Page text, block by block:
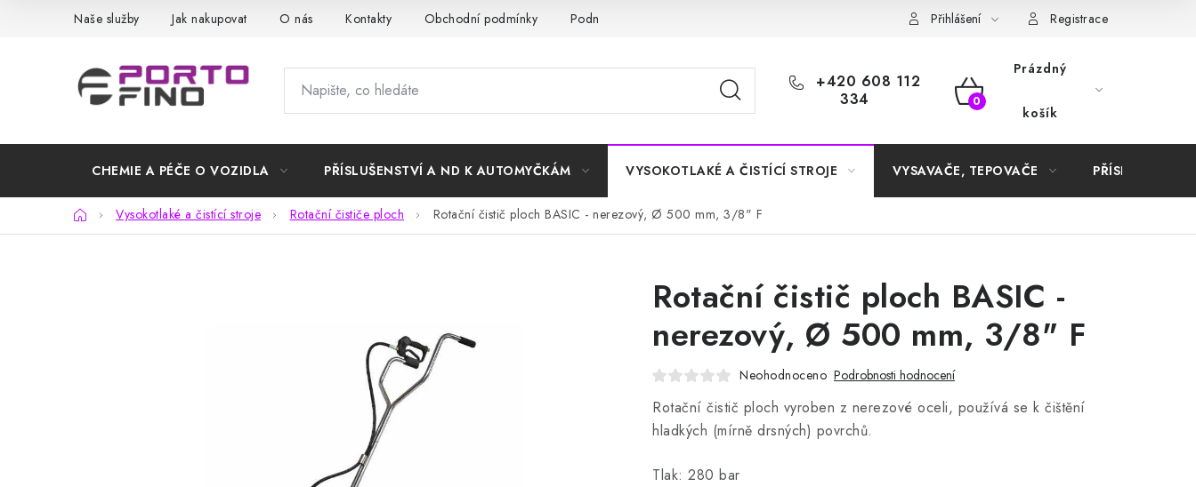
Naše služby Jak nakupovat O nás Kontakty Obchodní podmínky Podmínky ochrany osobních údajů Samoobslužné platební terminály
Přihlášení Registrace
+420 608 112
334
NÁKUPNÍ
Prázdný
košík
CHEMIE A PÉČE O VOZIDLA PŘÍSLUŠENSTVÍ A ND K AUTOMYČKÁM VYSOKOTLAKÉ A ČISTÍCÍ STROJE VYSAVAČE, TEPOVAČE PŘÍSLUŠENSTVÍ
DomůVysokotlaké a čistící stroje Rotační čističe ploch Rotační čistič ploch BASIC - nerezový, Ø 500 mm, 3/8" F
Rotační čistič ploch BASIC -
nerezový, Ø 500 mm, 3/8" F
Neohodnoceno Podrobnosti hodnocení
Rotační čistič ploch vyroben z nerezové oceli, používá se k čištění
hladkých (mírně drsných) povrchů.
Tlak: 280 bar